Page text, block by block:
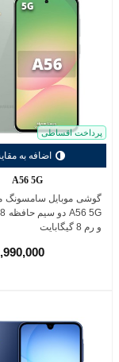
پرداخت اقساطی
اضافه به
A56 5G
و رم 8 گیگابایت
81,990,000